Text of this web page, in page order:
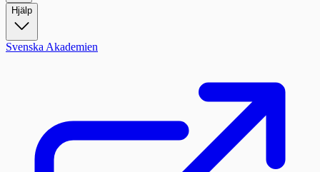
Hjälp
Svenska Akademien